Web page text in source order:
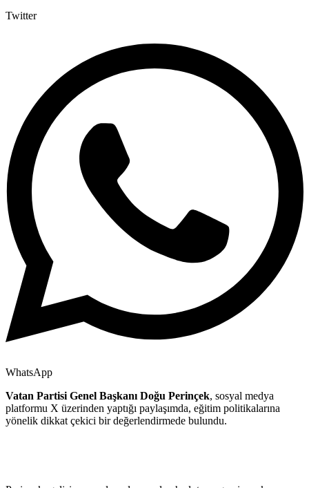
Twitter
WhatsApp
Vatan Partisi Genel Başkanı Doğu Perinçek, sosyal medya
platformu X üzerinden yaptığı paylaşımda, eğitim politikalarına
yönelik dikkat çekici bir değerlendirmede bulundu.